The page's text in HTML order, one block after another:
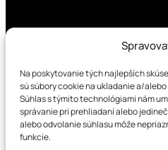
Na poskytovanie tých najlepších
sú súbory cookie na ukladanie a/
Súhlas s týmito technológiami nám
správanie pri prehliadaní alebo
alebo odvolanie súhlasu môže
funkcie.
Najnovšie články